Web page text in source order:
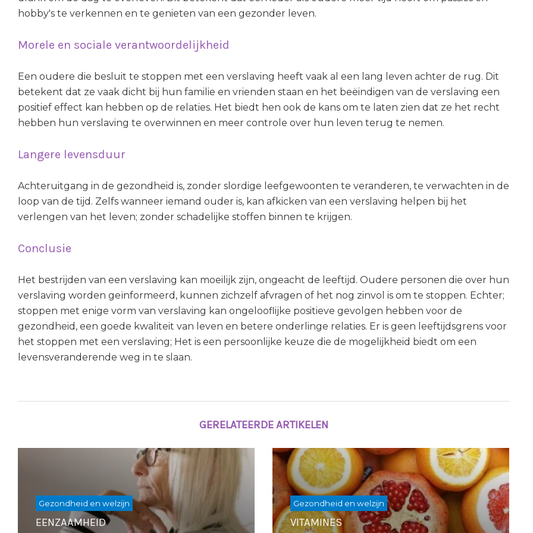
hobby's te verkennen en te genieten van een gezonder leven.
Morele en sociale verantwoordelijkheid
Een oudere die besluit te stoppen met een verslaving heeft vaak al een lang leven achter de rug. Dit
betekent dat ze vaak dicht bij hun familie en vrienden staan en het beëindigen van de verslaving een
positief effect kan hebben op de relaties. Het biedt hen ook de kans om te laten zien dat ze het recht
hebben hun verslaving te overwinnen en meer controle over hun leven terug te nemen.
Langere levensduur
Achteruitgang in de gezondheid is, zonder slordige leefgewoonten te veranderen, te verwachten in de
loop van de tijd. Zelfs wanneer iemand ouder is, kan afkicken van een verslaving helpen bij het
verlengen van het leven; zonder schadelijke stoffen binnen te krijgen.
Conclusie
Het bestrijden van een verslaving kan moeilijk zijn, ongeacht de leeftijd. Oudere personen die over hun
verslaving worden geïnformeerd, kunnen zichzelf afvragen of het nog zinvol is om te stoppen. Echter;
stoppen met enige vorm van verslaving kan ongelooflijke positieve gevolgen hebben voor de
gezondheid, een goede kwaliteit van leven en betere onderlinge relaties. Er is geen leeftijdsgrens voor
het stoppen met een verslaving; Het is een persoonlijke keuze die de mogelijkheid biedt om een
levensveranderende weg in te slaan.
GERELATEERDE ARTIKELEN
Gezondheid en welzijn
EENZAAMHEID
Gezondheid en welzijn
VITAMINES